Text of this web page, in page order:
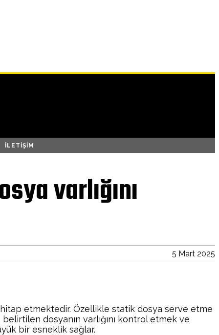
İLETIŞIM
varlığını
5 Mart 2025
etmektedir. Özellikle statik dosya serve etme
dosyanın varlığını kontrol etmek ve
bir esneklik sağlar.